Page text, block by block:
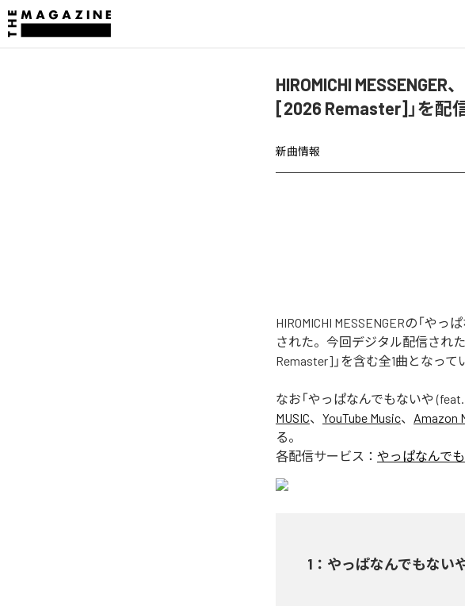
HIROMICHI
[2026 Remaster]」を配
新曲情報
HIROMICHI MESSENGERの「や
された。今回デジタル配信され
Remaster]」を含む全1曲となって
なお「やっぱなんでもないや
MUSIC、 YouTube Music、 Amazon
る。
各配信サービス： やっぱなんで
1 ： やっぱなんでもない